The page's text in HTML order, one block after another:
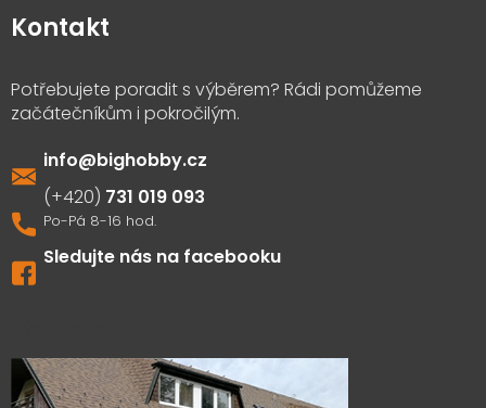
Kontakt
info@bighobby.cz
731 019 093
Sledujte nás na facebooku